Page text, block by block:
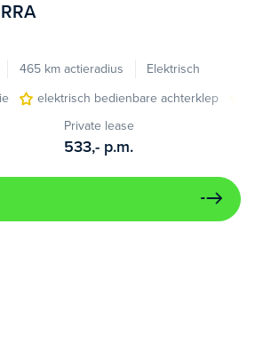
465 km actieradius
Elektrisch
elektrisch bedienbare achterklep
Private lease
533,- p.m.